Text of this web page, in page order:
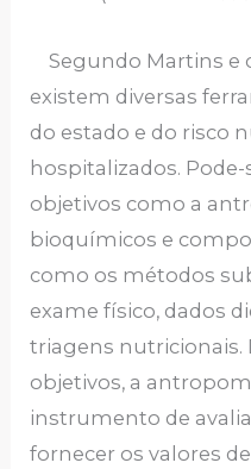
Segundo Martins e
existem diversas
do estado e do risco
hospitalizados.
objetivos como a
bioquímicos e
como os métodos
exame físico, dados
triagens nutricionais.
objetivos, a
instrumento de
fornecer os valores